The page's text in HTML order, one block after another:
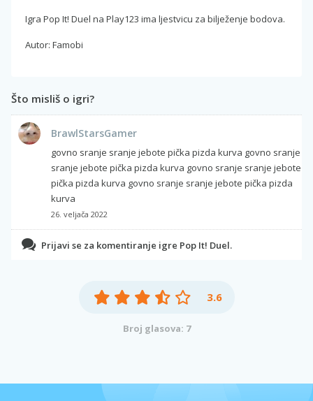
Igra Pop It! Duel na Play123 ima ljestvicu za bilježenje bodova.
Autor: Famobi
Što misliš o igri?
BrawlStarsGamer
govno sranje sranje jebote pička pizda kurva govno sranje
sranje jebote pička pizda kurva govno sranje sranje jebote
pička pizda kurva govno sranje sranje jebote pička pizda
kurva
26. veljača 2022
Prijavi se za komentiranje igre Pop It! Duel.
3.6
Broj glasova: 7